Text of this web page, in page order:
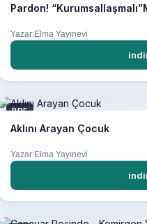
Pardon!
Yazar:Elma Yayınevi
PDF
Aklını Arayan Çocuk
Yazar:Elma Yayınevi